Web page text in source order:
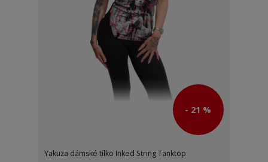
- 21 %
Yakuza dámské tílko Inked String Tanktop